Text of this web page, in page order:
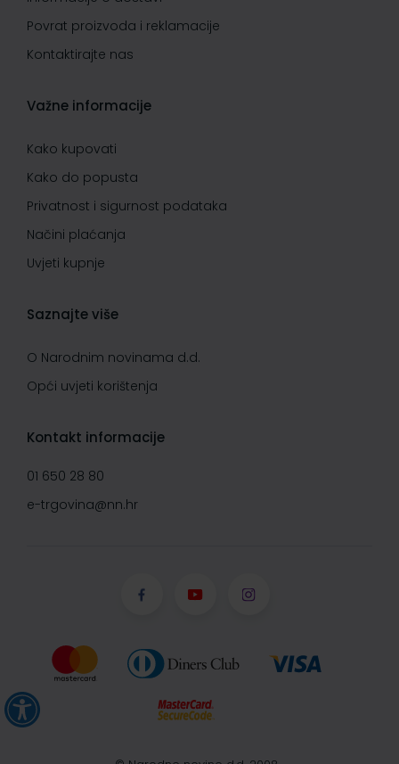
Povrat proizvoda i reklamacije
Kontaktirajte nas
Važne informacije
Kako kupovati
Kako do popusta
Privatnost i sigurnost podataka
Načini plaćanja
Uvjeti kupnje
Saznajte više
O Narodnim novinama d.d.
Opći uvjeti korištenja
Kontakt informacije
01 650 28 80
e-trgovina@nn.hr